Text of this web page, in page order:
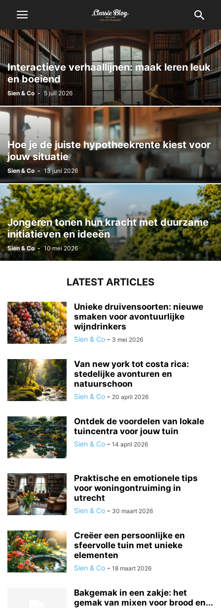
Interactieve verhaallijnen: maak leren leuk
en boeiend
Sien & Co - 5 juli 2026
Hoe je de juiste hypotheekrente kiest voor
jouw situatie
Sien & Co - 13 juni 2026
Jongeren tonen hun kracht met duurzame
initiatieven en ideeën
Sien & Co - 10 mei 2026
LATEST ARTICLES
Unieke druivensoorten: nieuwe
smaken voor avontuurlijke
wijndrinkers
Sien & Co - 3 mei 2026
Van new york tot costa rica:
stedelijke avonturen en
natuurschoon
Sien & Co - 20 april 2026
Ontdek de voordelen van lokale
tuincentra voor jouw tuin
Sien & Co - 14 april 2026
Praktische en emotionele tips
voor woningontruiming in
utrecht
Sien & Co - 30 maart 2026
Creëer een persoonlijke en
sfeervolle tuin met unieke
elementen
Sien & Co - 18 maart 2026
Bakgemak in een zakje: het
gemak van mixen voor brood en...